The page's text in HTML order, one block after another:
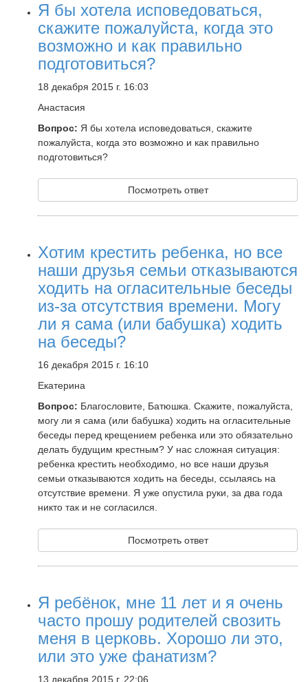
Я бы хотела исповедоваться,
скажите пожалуйста, когда это
возможно и как правильно
подготовиться?
18 декабря 2015 г. 16:03
Анастасия
Вопрос: Я бы хотела исповедоваться, скажите
пожалуйста, когда это возможно и как правильно
подготовиться?
Посмотреть ответ
Хотим крестить ребенка, но все
наши друзья семьи отказываются
ходить на огласительные беседы
из-за отсутствия времени. Могу
ли я сама (или бабушка) ходить
на беседы?
16 декабря 2015 г. 16:10
Екатерина
Вопрос: Благословите, Батюшка. Скажите, пожалуйста,
могу ли я сама (или бабушка) ходить на огласительные
беседы перед крещением ребенка или это обязательно
делать будущим крестным? У нас сложная ситуация:
ребенка крестить необходимо, но все наши друзья
семьи отказываются ходить на беседы, ссылаясь на
отсутствие времени. Я уже опустила руки, за два года
никто так и не согласился.
Посмотреть ответ
Я ребёнок, мне 11 лет и я очень
часто прошу родителей свозить
меня в церковь. Хорошо ли это,
или это уже фанатизм?
13 декабря 2015 г. 22:06